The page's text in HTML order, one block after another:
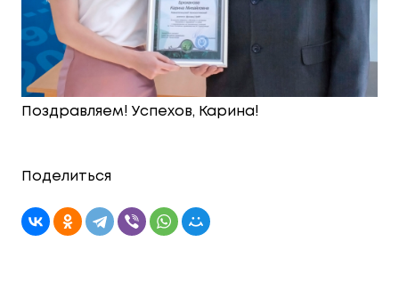
Поздравляем! Успехов, Карина!
Поделиться